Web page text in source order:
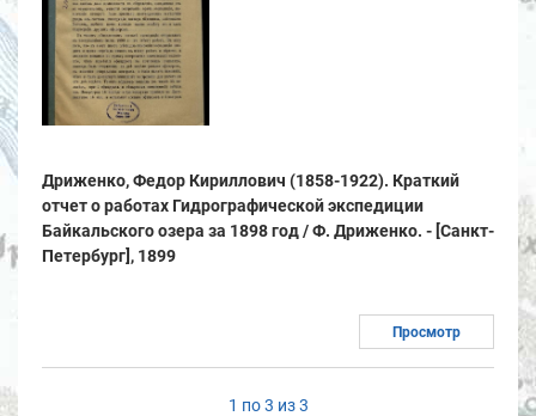
Дриженко, Федор Кириллович (1858-1922). Краткий
отчет о работах Гидрографической экспедиции
Байкальского озера за 1898 год / Ф. Дриженко. - [Санкт-
Петербург], 1899
Просмотр
1 по 3 из 3